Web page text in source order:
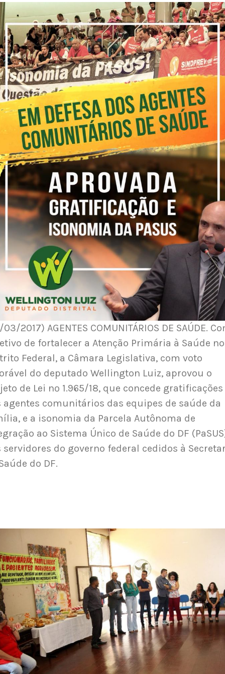
2017) AGENTES COMUNITÁRIOS DE SAÚDE.
de fortalecer a Atenção Primária à Saúde no
Federal, a Câmara Legislativa, com voto
do deputado Wellington Luiz, aprovou o
de Lei nº 1.965/18, que concede gratificações
agentes comunitários das equipes de saúde da
e a isonomia da Parcela Autônoma de
ao Sistema Único de Saúde do DF
servidores do governo federal cedidos à
do DF.